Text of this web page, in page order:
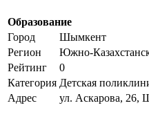
Образование
Город
Шымкент
Регион
Южно-
Рейтинг
0
Категория Детская
Адрес
ул. Аскарова, 26,